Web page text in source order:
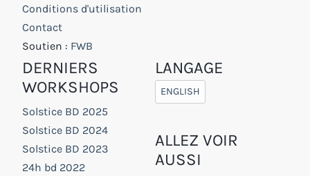
Conditions d'utilisation
Contact
Soutien : FWB
DERNIERS
WORKSHOPS
Solstice BD 2025
Solstice BD 2024
Solstice BD 2023
24h bd 2022
LANGAGE
ENGLISH
ALLEZ VOIR
AUSSI